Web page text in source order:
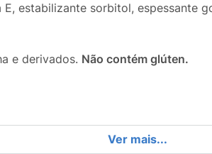
estabilizante sorbitol, espessante
e derivados. Não contém glúten.
Ver mais...